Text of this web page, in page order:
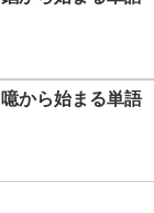
噫から始まる単語